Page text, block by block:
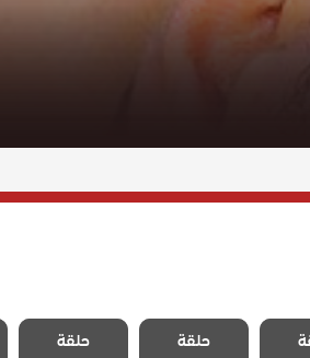
مسلسل احلام
زينب مدبلج
حلقة
مسلسل احلام
زينب مدبلج
حلقة